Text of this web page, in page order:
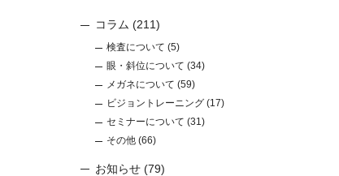
コラム (211)
検査について (5)
眼・斜位について (34)
メガネについて (59)
ビジョントレーニング (17)
セミナーについて (31)
その他 (66)
お知らせ(79)